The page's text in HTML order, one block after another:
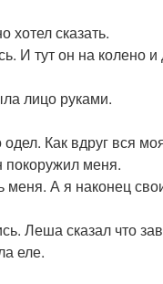
сказать.
И тут он на колено и
лицо руками.
Как вдруг вся
покоружил меня.
меня. А я наконец
Леша сказал что
еле.